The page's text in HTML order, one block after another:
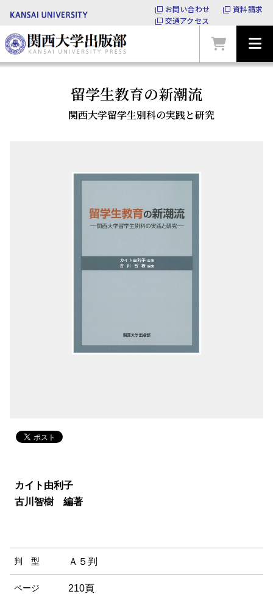
お問い合わせ
資料請求
交通アクセス
留学生教育の新潮流
関西大学留学生別科の実践と研究
カイト由利子
古川智樹 編著
判 型 Ａ５判
ページ 210頁